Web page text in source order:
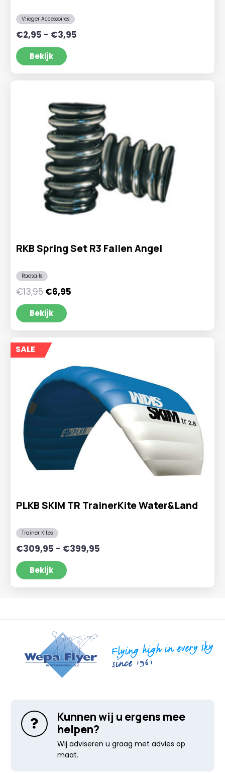
Vlieger Accessoires
€2,95 - €3,95Prijsklasse:
Bekijk
RKB Spring Set R3 Fallen Angel
Radsails
€13,95 Oorspronkelijke
prijs
was:
€13,95.
€6,95Huidige
Bekijk
SALE
PLKB SKIM TR TrainerKite Water&Land
Trainer Kites
€309,95 - €399,95Prijsklasse:
Bekijk
Kunnen wij u ergens mee
helpen?
Wij adviseren u graag met advies op
maat.